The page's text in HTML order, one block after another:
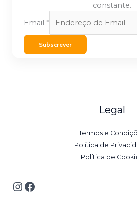
constante.
Email *
Subscrever
Legal
Termos e
Política de
Política de